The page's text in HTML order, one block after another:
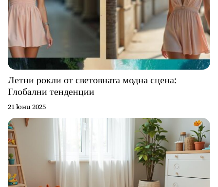
Летни рокли от световната модна сцена:
Глобални тенденции
21 юни 2025